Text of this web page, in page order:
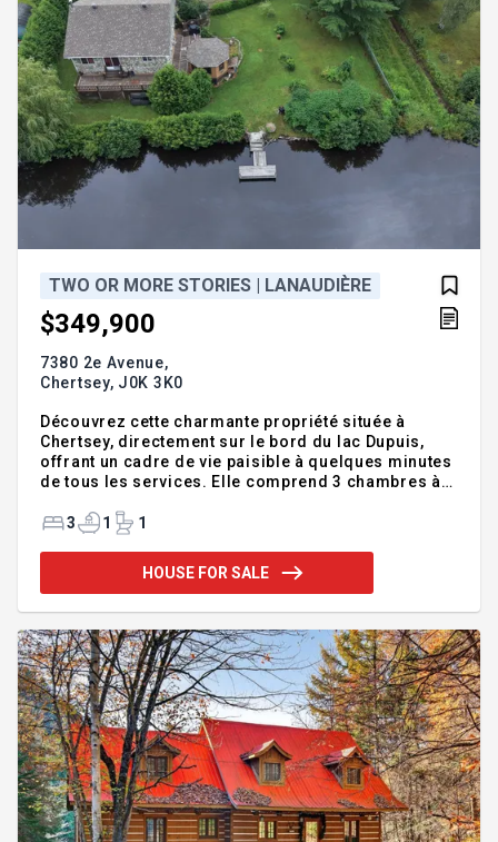
TWO OR MORE STORIES | LANAUDIÈRE
$349,900
7380 2e Avenue,
Chertsey, J0K 3K0
Découvrez cette charmante propriété située à
Chertsey, directement sur le bord du lac Dupuis,
offrant un cadre de vie paisible à quelques minutes
de tous les services. Elle comprend 3 chambres à
invités. Les amateurs de bricolage apprécieront
projets. Profitez d'un environnement naturel
exceptionnel pour relaxer ou admirer la vue au
Foyer, Lumière, Store, BBQ, quai, mangeoire oiseau,
balançoire, cuis
3 1 1
HOUSE FOR SALE